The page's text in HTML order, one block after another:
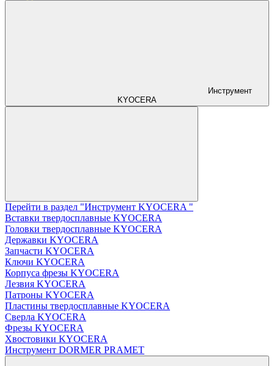
Инструмент
KYOCERA
Перейти в раздел "Инструмент KYOCERA "
Вставки твердосплавные KYOCERA
Головки твердосплавные KYOCERA
Державки KYOCERA
Запчасти KYOCERA
Ключи KYOCERA
Корпуса фрезы KYOCERA
Лезвия KYOCERA
Патроны KYOCERA
Пластины твердосплавные KYOCERA
Сверла KYOCERA
Фрезы KYOCERA
Хвостовики KYOCERA
Инструмент DORMER PRAMET